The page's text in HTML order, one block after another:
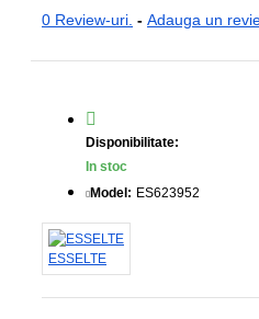
0 Review-uri. - Adauga un
Disponibilitate:
In stoc
Model: ES623952
ESSELTE